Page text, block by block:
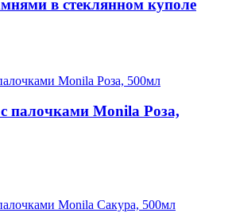
в стеклянном куполе
палочками Monila Роза,